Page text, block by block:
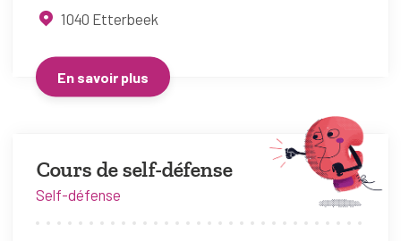
1040 Etterbeek
En savoir plus
Cours de self-défense
Self-défense